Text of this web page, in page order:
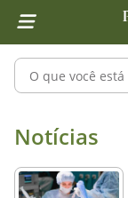
1 Ir para o
2 Ir para a
4 Ir para o menu
5 Ir para a
6 Ir para o rodapé
7 Ir para a página
Pesquisar
Notícias -
Notícias